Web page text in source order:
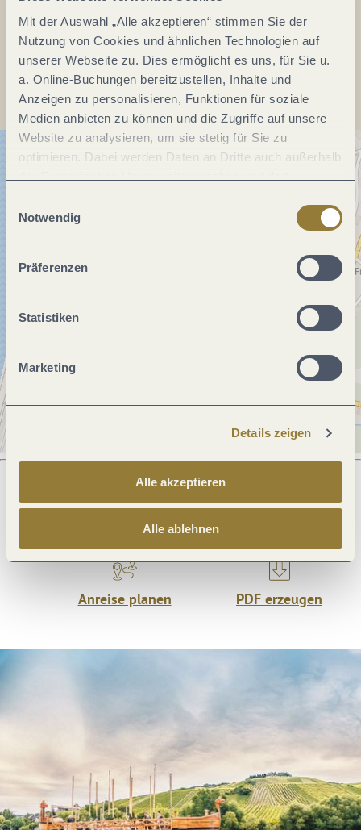
Mit der Auswahl „Alle akzeptieren“ stimmen Sie der
Nutzung von Cookies und ähnlichen Technologien auf
unserer Webseite zu. Dies ermöglicht es uns, für Sie u.
a. Online-Buchungen bereitzustellen, Inhalte und
Anzeigen zu personalisieren, Funktionen für soziale
Medien anbieten zu können und die Zugriffe auf unsere
Website zu analysieren, um sie stetig für Sie zu
optimieren. Dabei werden Daten an Dritte auch außerhalb
jederzeit widerrufen werden. Mit der Auswahl "Alle
ablehnen" kann es zu Beeinträchtigungen in der Nutzung
Notwendig
Präferenzen
Statistiken
Marketing
Details zeigen
Alle akzeptieren
Alle ablehnen
Anreise planen
Anreise planen PDF erzeugen